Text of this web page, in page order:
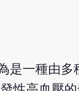
是一種由多